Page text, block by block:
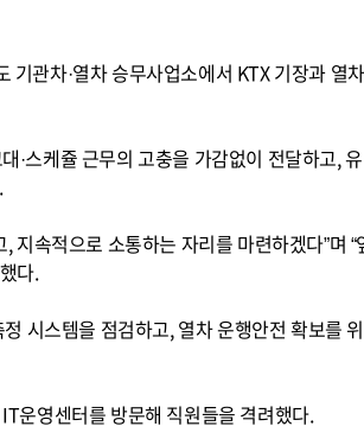
관차·열차 승무사업소에서 KTX 기장과 열
·스케쥴 근무의 고충을 가감없이 전달하고,
지속적으로 소통하는 자리를 마련하겠다”며
다.
시스템을 점검하고, 열차 운행안전 확보를
운영센터를 방문해 직원들을 격려했다.